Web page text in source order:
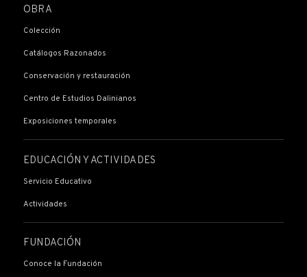
OBRA
Colección
Catálogos Razonados
Conservación y restauración
Centro de Estudios Dalinianos
Exposiciones temporales
EDUCACIÓN Y ACTIVIDADES
Servicio Educativo
Actividades
FUNDACIÓN
Conoce la Fundación